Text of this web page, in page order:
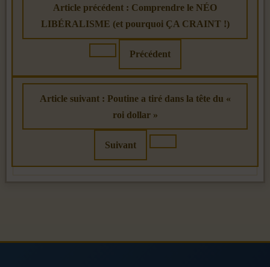
Article précédent : Comprendre le NÉO
LIBÉRALISME (et pourquoi ÇA CRAINT !)
Précédent
Article suivant : Poutine a tiré dans la tête du «
roi dollar »
Suivant